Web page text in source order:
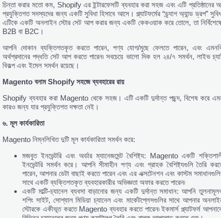
চিন্তা করার মতো কম, Shopify এর ইন্টারফেসটি ব্যবহার করা সহজ এবং এটি প্রতিষ্ঠানের
প্রযুক্তিগত সদস্যদের জন্য একটি সুবিধা হিসাবে আসে। প্ল্যাটফর্মের “ড্র্যাগ অ্যান্ড ড্রপ”
এটিকে একটি অনলাইন স্টোর সেট আপ করার জন্য একটি কেকওয়াক করে তোলে, তা
B2B বা B2C।
আপনি দোকান ব্যক্তিগতকৃত করতে পারেন, পণ্য যোগ/মুছে ফেলতে পারেন, এবং
অর্থপ্রদানের পদ্ধতি সেট আপ করতে পারেন৷ সবচেয়ে ভালো দিক হল ২৪/৭ সমর্থন, লাইভ
বিকল্প এবং ইমেল সমর্থন রয়েছে।
Magento বনাম Shopify সহজেব্যবহারেররায়
Shopify ব্যবহার করা Magento থেকে সহজ। এটি একটি দুর্দান্ত পছন্দ, বিশেষ করে
কারও জন্য যার প্রযুক্তিগত দক্ষতা নেই।
৬. মূলকার্যকারিতা
Magento নিম্নলিখিত দুটি মূল কার্যকারিতা সমর্থন করে:
মজবুত ইনভেন্টরি এবং অর্ডার ম্যানেজমেন্ট বৈশিষ্ট্য: Magento একটি
ইনভেন্টরি সমর্থন করে। আপনি সীমাহীন পণ্য এবং গ্রাহক বৈশিষ্ট্যগুলি তৈরি
পারেন, আপনার ডেটা বাছাই করতে পারেন এবং এর এক্সটেনশন এবং কাস্টম
সাথে একটি ব্যক্তিগতকৃত ব্যবহারকারীর অভিজ্ঞতা অফার করতে পারেন৷
একটি মাল্টি-চ্যানেল ব্যবসা বাড়ানোর জন্য একটি দুর্দান্ত সমাধান: আপনি
শপিং সাইট, সোশ্যাল মিডিয়া চ্যানেল এবং মার্কেটপ্লেসগুলির সাথে আপনার
স্টোরকে একীভূত করতে Magento ব্যবহার করতে পারেন৷ ইকমার্স প্ল্যাটফর্ম